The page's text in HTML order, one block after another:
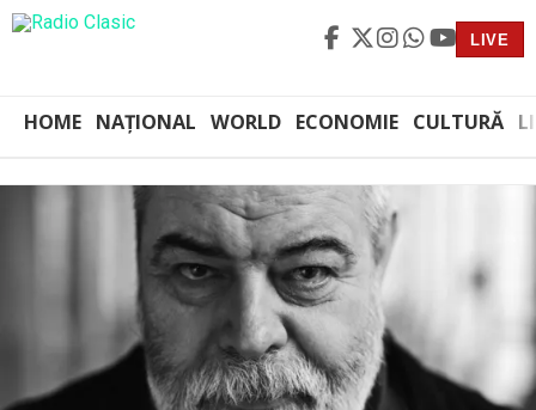
LIVE
HOME NAȚIONAL WORLD ECONOMIE CULTURĂ